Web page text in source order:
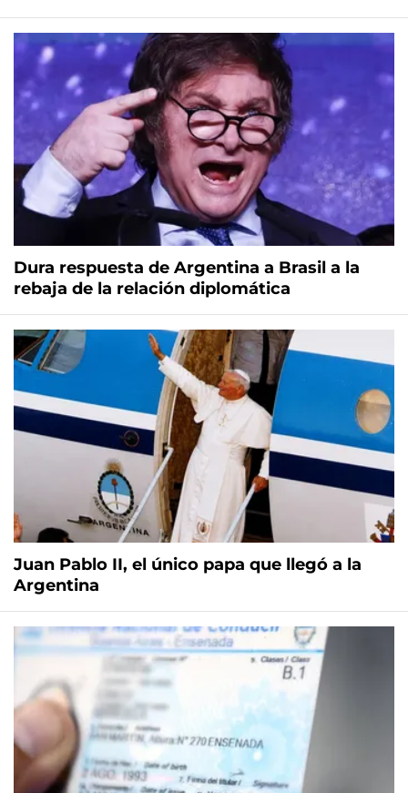
Dura respuesta de Argentina a Brasil a la
rebaja de la relación diplomática
Juan Pablo II, el único papa que llegó a la
Argentina